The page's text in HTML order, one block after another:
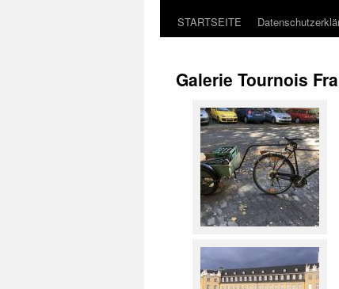
STARTSEITE
Galerie Tournois